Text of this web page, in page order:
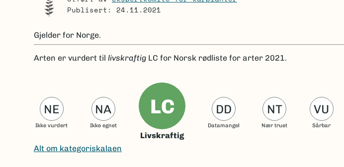
Publisert: 24.11.2021
Gjelder for Norge.
Arten er vurdert til livskraftig LC for Norsk rødliste for arter 2021.
NE
Ikke vurdert
NA
Ikke egnet
LC
Livskraftig
DD
Datamangel
NT
Nær truet
VU
Sårbar
Alt om kategoriskalaen